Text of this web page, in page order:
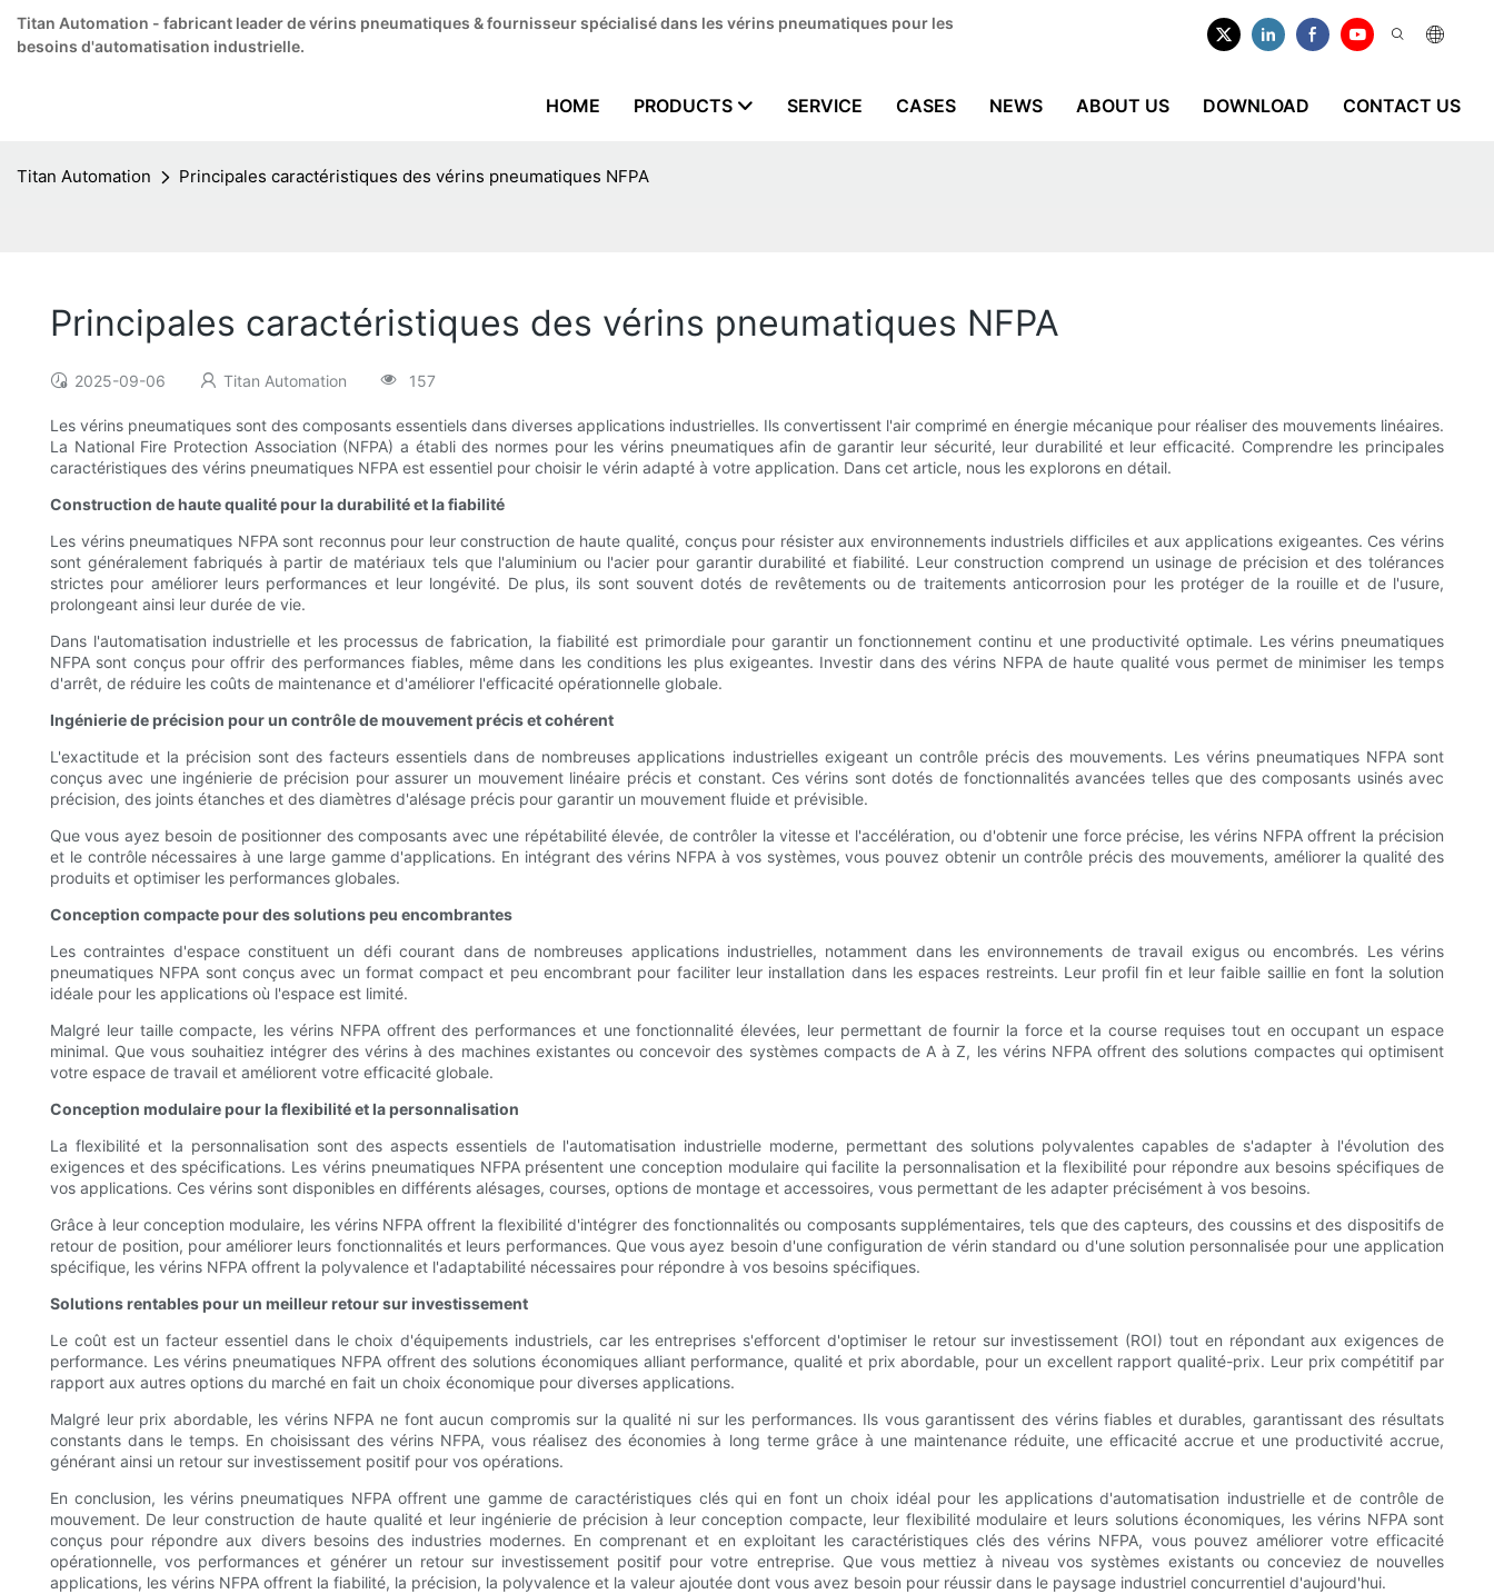
Titan Automation - fabricant leader de vérins pneumatiques & fournisseur spécialisé dans les vérins pneumatiques pour les
besoins d'automatisation industrielle.
HOME PRODUCTS SERVICE CASES NEWS ABOUT US DOWNLOAD CONTACT US
Titan Automation Principales caractéristiques des vérins pneumatiques NFPA
Principales caractéristiques des vérins pneumatiques NFPA
2025-09-06 Titan Automation 157
Les vérins pneumatiques sont des composants essentiels dans diverses applications industrielles. Ils convertissent l'air comprimé en énergie mécanique pour réaliser des mouvements linéaires.
La National Fire Protection Association (NFPA) a établi des normes pour les vérins pneumatiques afin de garantir leur sécurité, leur durabilité et leur efficacité. Comprendre les principales
caractéristiques des vérins pneumatiques NFPA est essentiel pour choisir le vérin adapté à votre application. Dans cet article, nous les explorons en détail.
Construction de haute qualité pour la durabilité et la fiabilité
Les vérins pneumatiques NFPA sont reconnus pour leur construction de haute qualité, conçus pour résister aux environnements industriels difficiles et aux applications exigeantes. Ces vérins
sont généralement fabriqués à partir de matériaux tels que l'aluminium ou l'acier pour garantir durabilité et fiabilité. Leur construction comprend un usinage de précision et des tolérances
strictes pour améliorer leurs performances et leur longévité. De plus, ils sont souvent dotés de revêtements ou de traitements anticorrosion pour les protéger de la rouille et de l'usure,
prolongeant ainsi leur durée de vie.
Dans l'automatisation industrielle et les processus de fabrication, la fiabilité est primordiale pour garantir un fonctionnement continu et une productivité optimale. Les vérins pneumatiques
NFPA sont conçus pour offrir des performances fiables, même dans les conditions les plus exigeantes. Investir dans des vérins NFPA de haute qualité vous permet de minimiser les temps
d'arrêt, de réduire les coûts de maintenance et d'améliorer l'efficacité opérationnelle globale.
Ingénierie de précision pour un contrôle de mouvement précis et cohérent
L'exactitude et la précision sont des facteurs essentiels dans de nombreuses applications industrielles exigeant un contrôle précis des mouvements. Les vérins pneumatiques NFPA sont
conçus avec une ingénierie de précision pour assurer un mouvement linéaire précis et constant. Ces vérins sont dotés de fonctionnalités avancées telles que des composants usinés avec
précision, des joints étanches et des diamètres d'alésage précis pour garantir un mouvement fluide et prévisible.
Que vous ayez besoin de positionner des composants avec une répétabilité élevée, de contrôler la vitesse et l'accélération, ou d'obtenir une force précise, les vérins NFPA offrent la précision
et le contrôle nécessaires à une large gamme d'applications. En intégrant des vérins NFPA à vos systèmes, vous pouvez obtenir un contrôle précis des mouvements, améliorer la qualité des
produits et optimiser les performances globales.
Conception compacte pour des solutions peu encombrantes
Les contraintes d'espace constituent un défi courant dans de nombreuses applications industrielles, notamment dans les environnements de travail exigus ou encombrés. Les vérins
pneumatiques NFPA sont conçus avec un format compact et peu encombrant pour faciliter leur installation dans les espaces restreints. Leur profil fin et leur faible saillie en font la solution
idéale pour les applications où l'espace est limité.
Malgré leur taille compacte, les vérins NFPA offrent des performances et une fonctionnalité élevées, leur permettant de fournir la force et la course requises tout en occupant un espace
minimal. Que vous souhaitiez intégrer des vérins à des machines existantes ou concevoir des systèmes compacts de A à Z, les vérins NFPA offrent des solutions compactes qui optimisent
votre espace de travail et améliorent votre efficacité globale.
Conception modulaire pour la flexibilité et la personnalisation
La flexibilité et la personnalisation sont des aspects essentiels de l'automatisation industrielle moderne, permettant des solutions polyvalentes capables de s'adapter à l'évolution des
exigences et des spécifications. Les vérins pneumatiques NFPA présentent une conception modulaire qui facilite la personnalisation et la flexibilité pour répondre aux besoins spécifiques de
vos applications. Ces vérins sont disponibles en différents alésages, courses, options de montage et accessoires, vous permettant de les adapter précisément à vos besoins.
Grâce à leur conception modulaire, les vérins NFPA offrent la flexibilité d'intégrer des fonctionnalités ou composants supplémentaires, tels que des capteurs, des coussins et des dispositifs de
retour de position, pour améliorer leurs fonctionnalités et leurs performances. Que vous ayez besoin d'une configuration de vérin standard ou d'une solution personnalisée pour une application
spécifique, les vérins NFPA offrent la polyvalence et l'adaptabilité nécessaires pour répondre à vos besoins spécifiques.
Solutions rentables pour un meilleur retour sur investissement
Le coût est un facteur essentiel dans le choix d'équipements industriels, car les entreprises s'efforcent d'optimiser le retour sur investissement (ROI) tout en répondant aux exigences de
performance. Les vérins pneumatiques NFPA offrent des solutions économiques alliant performance, qualité et prix abordable, pour un excellent rapport qualité-prix. Leur prix compétitif par
rapport aux autres options du marché en fait un choix économique pour diverses applications.
Malgré leur prix abordable, les vérins NFPA ne font aucun compromis sur la qualité ni sur les performances. Ils vous garantissent des vérins fiables et durables, garantissant des résultats
constants dans le temps. En choisissant des vérins NFPA, vous réalisez des économies à long terme grâce à une maintenance réduite, une efficacité accrue et une productivité accrue,
générant ainsi un retour sur investissement positif pour vos opérations.
En conclusion, les vérins pneumatiques NFPA offrent une gamme de caractéristiques clés qui en font un choix idéal pour les applications d'automatisation industrielle et de contrôle de
mouvement. De leur construction de haute qualité et leur ingénierie de précision à leur conception compacte, leur flexibilité modulaire et leurs solutions économiques, les vérins NFPA sont
conçus pour répondre aux divers besoins des industries modernes. En comprenant et en exploitant les caractéristiques clés des vérins NFPA, vous pouvez améliorer votre efficacité
opérationnelle, vos performances et générer un retour sur investissement positif pour votre entreprise. Que vous mettiez à niveau vos systèmes existants ou conceviez de nouvelles
applications, les vérins NFPA offrent la fiabilité, la précision, la polyvalence et la valeur ajoutée dont vous avez besoin pour réussir dans le paysage industriel concurrentiel d'aujourd'hui.